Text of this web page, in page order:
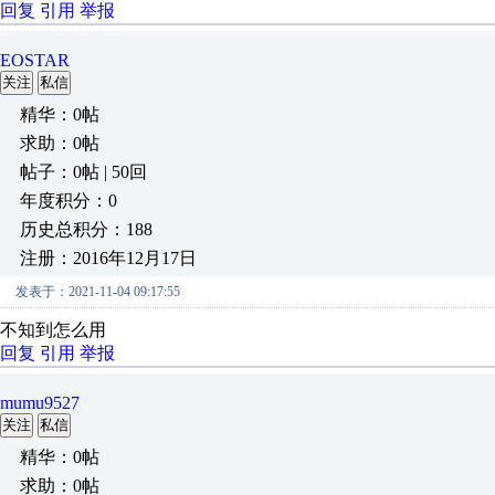
回复 引用 举报
EOSTAR
关注 私信
精华：0帖
求助：0帖
帖子：0帖 | 50回
年度积分：0
历史总积分：188
注册：2016年12月17日
发表于：2021-11-04 09:17:55
不知到怎么用
回复 引用 举报
mumu9527
关注 私信
精华：0帖
求助：0帖